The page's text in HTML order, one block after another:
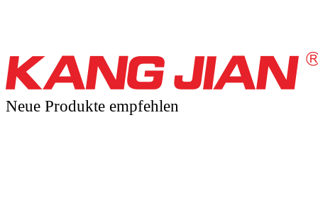
Neue Produkte empfehlen